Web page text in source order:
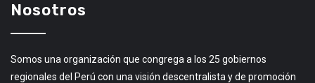
Nosotros
Somos una organización que congrega a los 25 gobiernos
regionales del Perú con una visión descentralista y de promoción